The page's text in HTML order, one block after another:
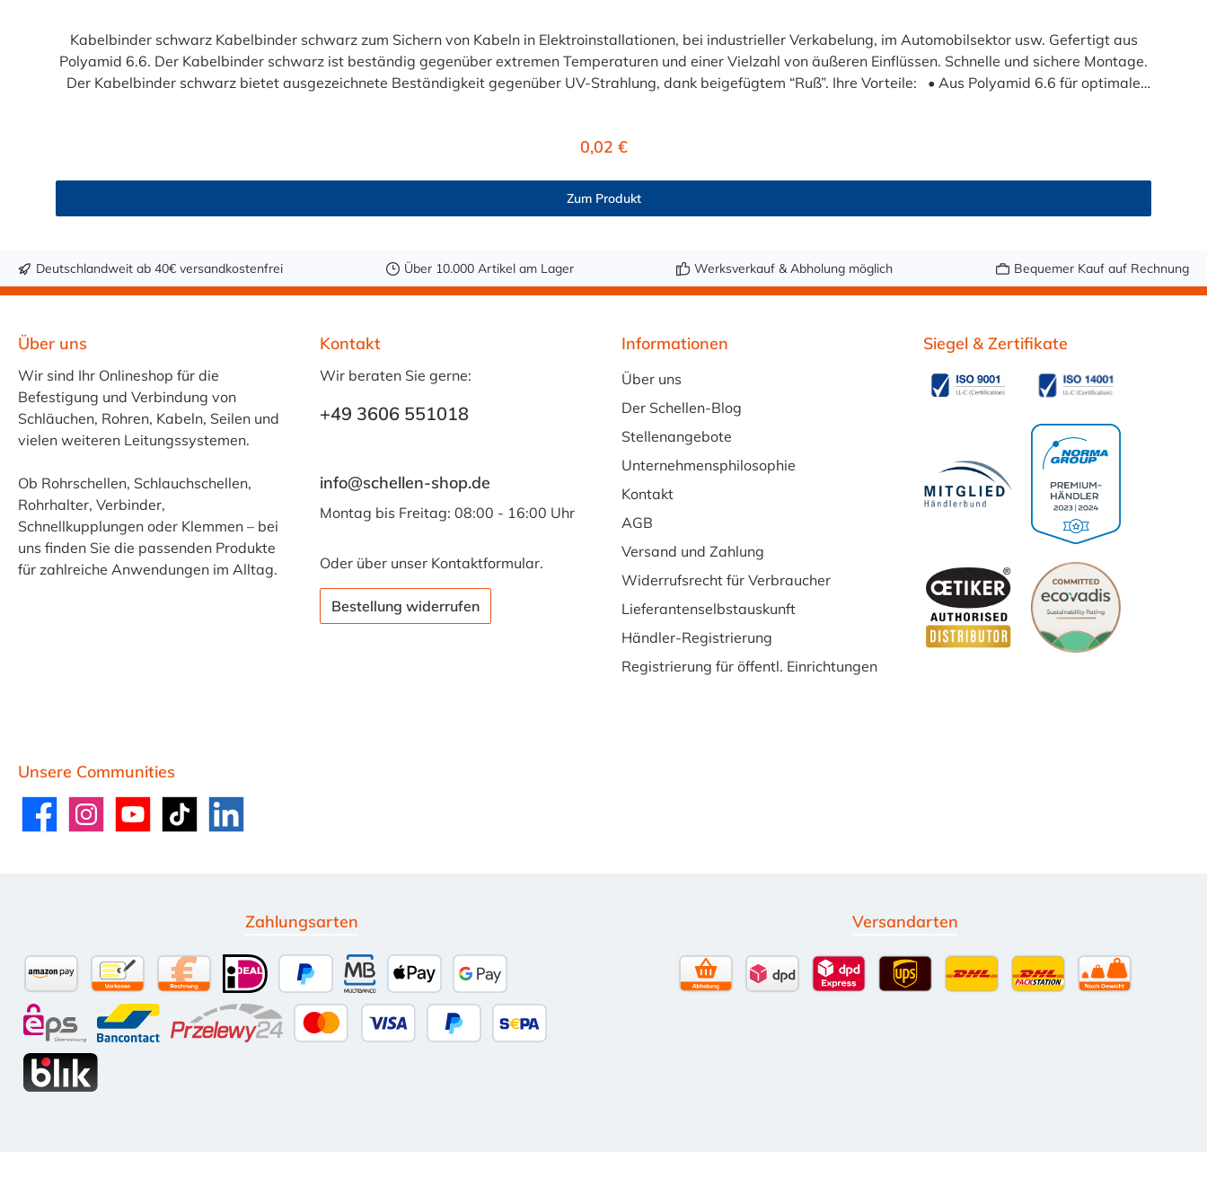
Kabelbinder schwarz Kabelbinder schwarz zum Sichern von Kabeln in Elektroinstallationen, bei industrieller Verkabelung, im Automobilsektor usw. Gefertigt aus
Polyamid 6.6. Der Kabelbinder schwarz ist beständig gegenüber extremen Temperaturen und einer Vielzahl von äußeren Einflüssen. Schnelle und sichere Montage.
Der Kabelbinder schwarz bietet ausgezeichnete Beständigkeit gegenüber UV-Strahlung, dank beigefügtem “Ruß”. Ihre Vorteile: • Aus Polyamid 6.6 für optimale
Regulärer Preis:
0,02 €
Zum Produkt
Deutschlandweit ab 40€ versandkostenfrei Über 10.000 Artikel am Lager Werksverkauf & Abholung möglich Bequemer Kauf auf Rechnung
Über uns
Wir sind Ihr Onlineshop für die
Befestigung und Verbindung von
Schläuchen, Rohren, Kabeln, Seilen und
vielen weiteren Leitungssystemen.
Ob Rohrschellen, Schlauchschellen,
Rohrhalter, Verbinder,
Schnellkupplungen oder Klemmen – bei
uns finden Sie die passenden Produkte
für zahlreiche Anwendungen im Alltag.
Kontakt
Wir beraten Sie gerne:
+49 3606 551018
info@schellen-shop.de
Montag bis Freitag: 08:00 - 16:00 Uhr
Oder über unser Kontaktformular.
Bestellung widerrufen
Informationen
Über uns
Der Schellen-Blog
Stellenangebote
Unternehmensphilosophie
Kontakt
AGB
Versand und Zahlung
Widerrufsrecht für Verbraucher
Lieferantenselbstauskunft
Händler-Registrierung
Registrierung für öffentl. Einrichtungen
Unsere Communities
FacebookInstagramYouTube TikTok LinkedIn
Siegel & Zertifikate
Zahlungsarten
PayPal
Kauf auf Rechnung (10 Tage Netto)
iDEAL MultibancoApple PayGoogle Pay
eps
Amazon PayVorkasse per Überweisung
Versandarten